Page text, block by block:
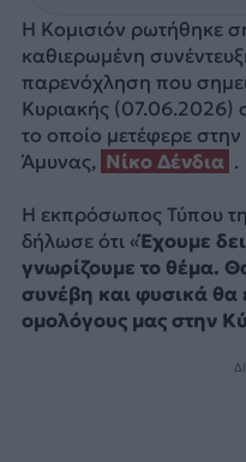
Η Κομισιόν ρωτήθηκε
καθιερωμένη
παρενόχληση που
Κυριακής (07.06.2026)
το οποίο μετέφερε
Άμυνας, Νίκο Δένδια .
Η εκπρόσωπος Τύπου
δήλωσε ότι «Έχουμε
γνωρίζουμε το θέμα.
συνέβη και φυσικά θα
ομολόγους μας στην